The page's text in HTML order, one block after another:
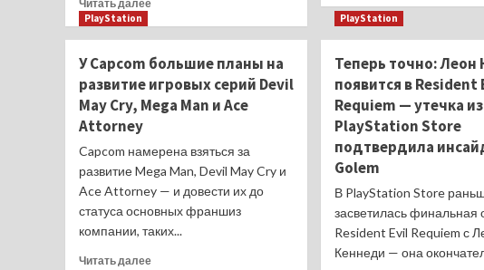
Читать далее
the
Darkness:
Послушайте
музыкальной
темы
Resident
Evil
Capcom
Capcom
анонсировала
Mega
Man:
Dual
Override
ПК
консолей
—
релиз
PlayStation
У Capcom большие планы на
развитие игровых серий Devil
May Cry, Mega Man и Ace
Attorney
Capcom намерена взяться за
развитие Mega Man, Devil May Cry и
Ace Attorney — и довести их до
статуса основных франшиз
компании, таких...
Читать далееПрочитать
PlayStation
Теперь точно: Леон
появится в Resident
Requiem — утечка из
PlayStation Store
подтвердила
Golem
В PlayStation Store
засветилась финальная
Resident Evil Requiem с
Кеннеди — она